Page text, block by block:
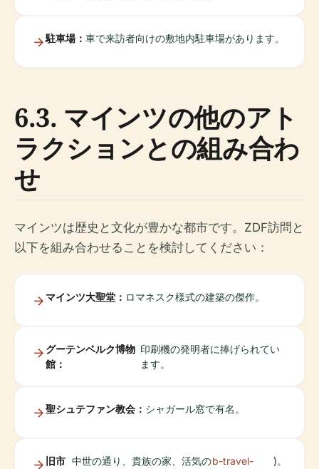
駐車場： 車で来訪者向けの敷地内駐車場があります。
6.3. マインツの他のアト
ラクションとの組み合わ
せ
マインツは歴史と文化が豊かな都市です。ZDF訪問と
以下を組み合わせることを検討してください：
マインツ大聖堂： ロマネスク様式の建築の傑作。
グーテンベルク博物
館：
印刷機の発明者に捧げられてい
ます。
聖シュテファン教会： シャガール窓で有名。
旧市 中世の通り、貴族の家、活気のb-travel-
)。